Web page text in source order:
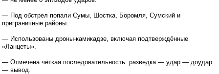
— Под обстрел попали Сумы, Шостка, Боромля, Сумский и
приграничные районы.
— Использованы дроны-камикадзе, включая подтверждённые
«Ланцеты».
— Отмечена чёткая последовательность: разведка — удар — доудар
— вывод.